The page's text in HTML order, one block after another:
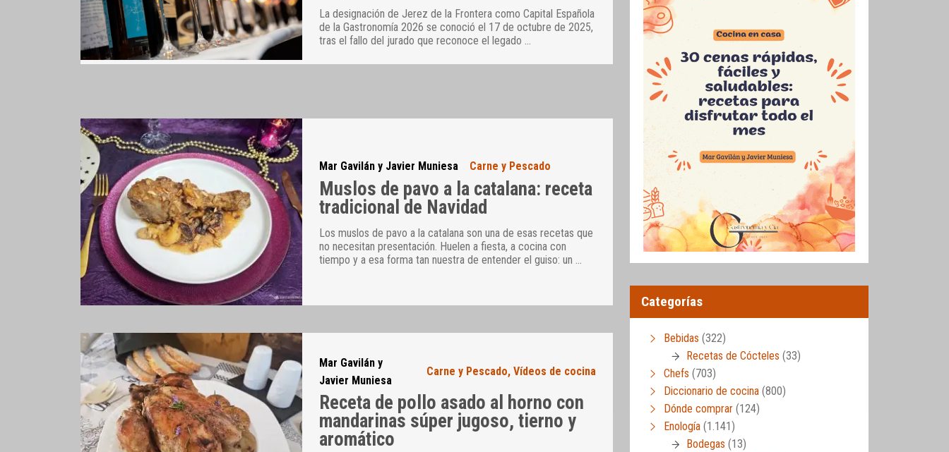
La designación de Jerez de la Frontera como Capital Española
de la Gastronomía 2026 se conoció el 17 de octubre de 2025,
tras el fallo del jurado que reconoce el legado …
Mar Gavilán y Javier Muniesa Carne y Pescado
Muslos de pavo a la catalana: receta
tradicional de Navidad
Los muslos de pavo a la catalana son una de esas recetas que
no necesitan presentación. Huelen a fiesta, a cocina con
tiempo y a esa forma tan nuestra de entender el guiso: un …
Mar Gavilán y
Javier Muniesa
Carne y Pescado, Vídeos de cocina
Receta de pollo asado al horno con
mandarinas súper jugoso, tierno y
aromático
Categorías
Bebidas (322)
Recetas de Cócteles (33)
Chefs (703)
Diccionario de cocina (800)
Dónde comprar (124)
Enología (1.141)
Bodegas (13)